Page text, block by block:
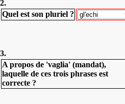
2.
Quel est son pluriel ?
3.
A propos de 'vaglia' (mandat),
laquelle de ces trois phrases est
correcte ?